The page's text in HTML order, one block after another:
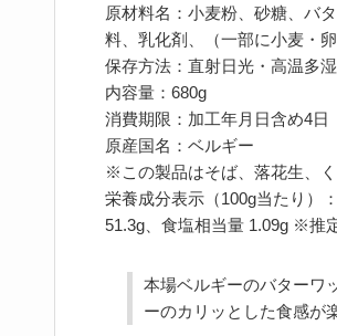
原材料名：小麦粉、砂糖、バ
料、乳化剤、（一部に小麦・
保存方法：直射日光・高温多
内容量：680g
消費期限：加工年月日含め4日
原産国名：ベルギー
※この製品はそば、落花生、
栄養成分表示（100g当たり）
51.3g、食塩相当量 1.09g ※推
本場ベルギーのバターワ
ーのカリッとした食感が